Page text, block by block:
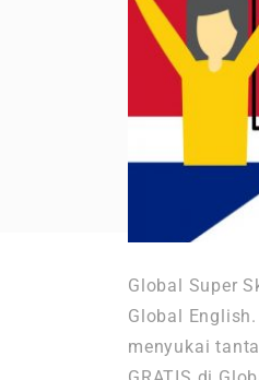
Global Super
Global
menyukai